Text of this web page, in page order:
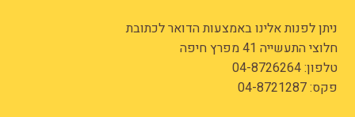
ניתן לפנות אלינו באמצעות הדואר לכתובת
חלוצי התעשייה 41 מפרץ חיפה
טלפון:04-8726264
פקס: 04-8721287